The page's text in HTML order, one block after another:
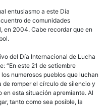
entusiasmo a este Día
de comunidades
en 2004. Cabe recordar que en
del Día Internacional de Lucha
“En este 21 de setiembre
numerosos pueblos que luchan
romper el círculo de silencio y
en esta situación apremiante. Al
tanto como sea posible, la